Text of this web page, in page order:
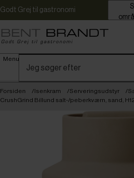
Godt Grej til gastronomi
Menu
Forsiden Isenkram Serveringsudstyr
CrushGrind Billund salt-/peberkværn, sand,